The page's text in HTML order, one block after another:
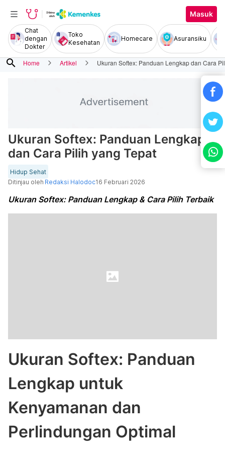
Masuk
Chat
dengan
Dokter
Toko
Kesehatan
Homecare Asuransiku
search Home Artikel Ukuran Softex: Panduan Lengkap dan Cara
Ukuran Softex: Panduan Lengkap
dan Cara Pilih yang Tepat
Hidup Sehat
Ditinjau oleh Redaksi Halodoc16 Februari 2026
Ukuran Softex: Panduan Lengkap & Cara Pilih Terbaik
Ukuran Softex: Panduan
Lengkap untuk
Kenyamanan dan
Perlindungan Optimal